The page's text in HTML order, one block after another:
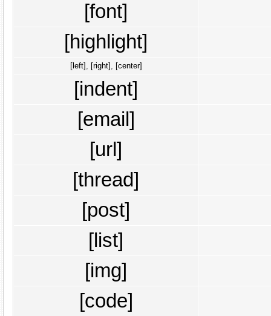
[font]
[highlight]
[left] , [right] , [center]
[indent]
[email]
[url]
[thread]
[post]
[list]
[img]
[code]